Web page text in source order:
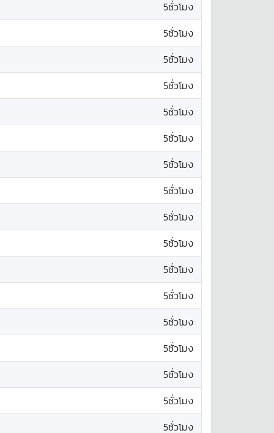
5ชั่วโมง
5ชั่วโมง
5ชั่วโมง
5ชั่วโมง
5ชั่วโมง
5ชั่วโมง
5ชั่วโมง
5ชั่วโมง
5ชั่วโมง
5ชั่วโมง
5ชั่วโมง
5ชั่วโมง
5ชั่วโมง
5ชั่วโมง
5ชั่วโมง
5ชั่วโมง
5ชั่วโมง